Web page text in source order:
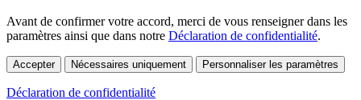
Avant de confirmer votre accord, merci de vous renseigner dans les
paramètres ainsi que dans notre Déclaration de confidentialité.
Accepter Nécessaires uniquement Personnaliser les paramètres
Déclaration de confidentialité